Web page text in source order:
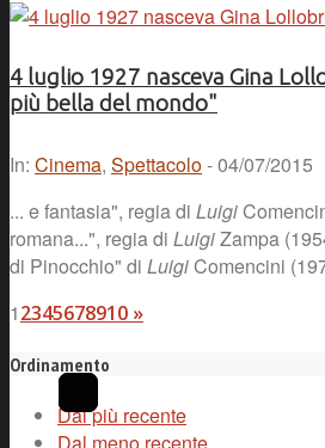
4 luglio 1927 nasceva Gina
più bella del mondo"
In: Cinema, Spettacolo- 04/07/2015
... e fantasia", regia di Luigi
romana...", regia di LuigiZampa
di Pinocchio" di LuigiComencini
12345678910 »
Ordinamento
Dal più recente